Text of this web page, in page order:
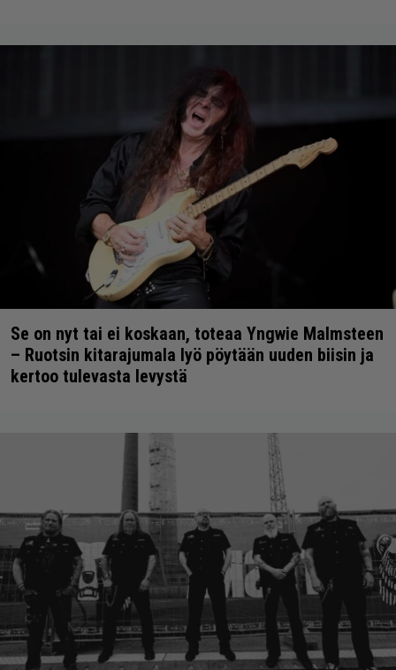
Se on nyt tai ei koskaan, toteaa Yngwie Malmsteen
– Ruotsin kitarajumala lyö pöytään uuden biisin ja
kertoo tulevasta levystä